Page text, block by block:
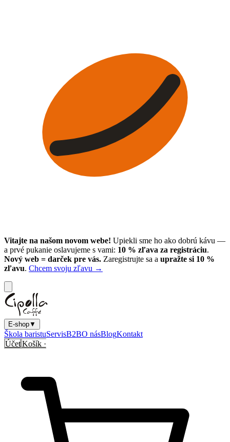
Vitajte na našom novom webe! Upiekli sme ho ako dobrú kávu —
a prvé pukanie oslavujeme s vami: 10 % zľava za registráciu.
Nový web = darček pre vás. Zaregistrujte sa a upražte si 10 %
zľavu. Chcem svoju zľavu →
E-shop▼
Škola baristuServisB2BO násBlogKontakt
Účet Košík ·